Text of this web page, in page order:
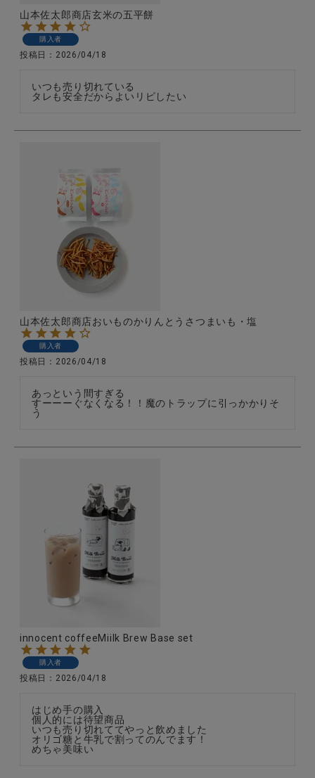
ファッション雑貨
生活雑貨
ブランド
全ての商品
CONTENTS
ご利用ガイド
お問い合わせ
山本佐太郎商店玄米の五平餅
購入者
投稿日 2026/04/18
いつも売り切れている
タレも安全だからよいリピしたい
山本佐太郎商店おいものかりんとうさつまいも・塩
購入者
投稿日 2026/04/18
あっという間すぎる
すーーーぐなくなる！！魔のトラップに引っかかりそ
う
innocent coffeeMiilk Brew Base set
購入者
投稿日 2026/04/18
はじめ手の購入
個人的には待望商品
いつも売り切れててやっと飲めました
オリゴ糖と牛乳で割ってのんでます！
めちゃ美味い